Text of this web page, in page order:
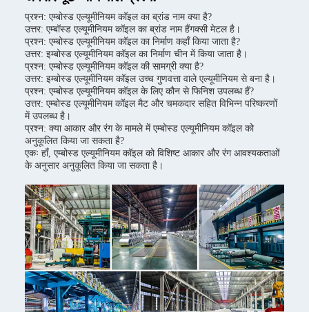
प्रश्न: एम्बोस्ड एल्यूमीनियम कॉइल का ब्रांड नाम क्या है?
उत्तर: एम्बॉस्ड एल्यूमीनियम कॉइल का ब्रांड नाम हैंगक्सी मेटल है।
प्रश्न: एम्बोस्ड एल्यूमीनियम कॉइल का निर्माण कहाँ किया जाता है?
उत्तर: इम्बोस्ड एल्यूमीनियम कॉइल का निर्माण चीन में किया जाता है।
प्रश्न: एम्बोस्ड एल्यूमीनियम कॉइल की सामग्री क्या है?
उत्तर: इम्बोस्ड एल्यूमीनियम कॉइल उच्च गुणवत्ता वाले एल्यूमीनियम से बना है।
प्रश्न: एम्बोस्ड एल्यूमीनियम कॉइल के लिए कौन से फिनिश उपलब्ध हैं?
उत्तर: एम्बोस्ड एल्यूमीनियम कॉइल मैट और चमकदार सहित विभिन्न परिष्करणों
में उपलब्ध है।
प्रश्न: क्या आकार और रंग के मामले में एम्बोस्ड एल्यूमीनियम कॉइल को
अनुकूलित किया जा सकता है?
एकः हाँ, एम्बोस्ड एल्यूमीनियम कॉइल को विशिष्ट आकार और रंग आवश्यकताओं
के अनुसार अनुकूलित किया जा सकता है।